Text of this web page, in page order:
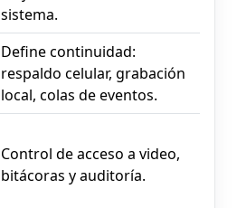
sistema.
Define continuidad:
respaldo celular, grabación
local, colas de eventos.
Control de acceso a video,
bitácoras y auditoría.